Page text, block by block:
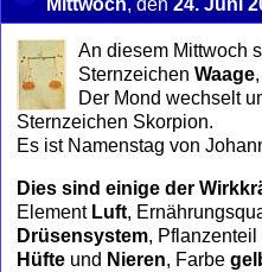
Mittwoch, den24. Juni
An diesem Mittwoch
Sternzeichen Waage,
Der Mond wechselt
Sternzeichen Skorpion.
Es ist Namenstag von
Dies sind einige der
Element Luft,
Drüsensystem, Pflanzenteil
Hüfte und Nieren, Farbe